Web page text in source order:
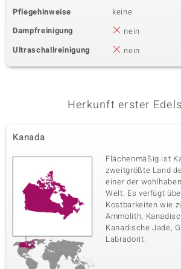
Pflegehinweise
keine
Dampfreinigung
nein
Ultraschallreinigung
nein
Herkunft erster
Kanada
Flächenmäßig ist
zweitgrößte Land
einer der
Welt. Es verfügt
Kostbarkeiten wie
Ammolith,
Kanadische Jade,
Labradorit.